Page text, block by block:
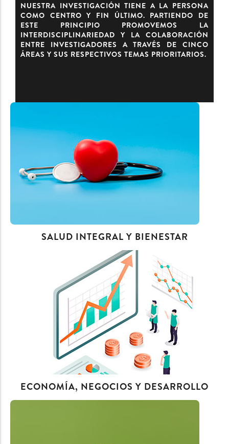
NUESTRA INVESTIGACIÓN TIENE A LA PERSONA
COMO CENTRO Y FIN ÚLTIMO. PARTIENDO DE
ESTE PRINCIPIO PROMOVEMOS LA
INTERDISCIPLINARIEDAD Y LA COLABORACIÓN
ENTRE INVESTIGADORES A TRAVÉS DE CINCO
ÁREAS Y SUS RESPECTIVOS TEMAS PRIORITARIOS.
SALUD INTEGRAL Y BIENESTAR
ECONOMÍA, NEGOCIOS Y DESARROLLO